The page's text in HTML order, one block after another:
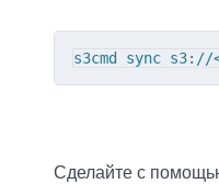
s3cmd sync s3://
Сделайте с